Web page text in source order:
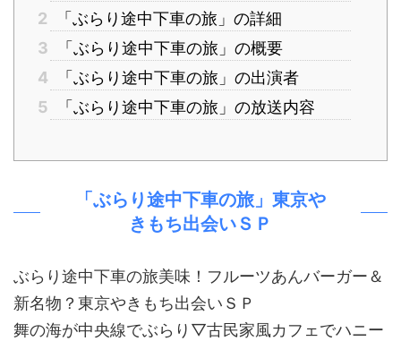
2
「ぶらり途中下車の旅」の詳細
3
「ぶらり途中下車の旅」の概要
4
「ぶらり途中下車の旅」の出演者
5
「ぶらり途中下車の旅」の放送内容
「ぶらり途中下車の旅」東京や
きもち出会いＳＰ
ぶらり途中下車の旅美味！フルーツあんバーガー＆
新名物？東京やきもち出会いＳＰ
舞の海が中央線でぶらり▽古民家風カフェでハニー